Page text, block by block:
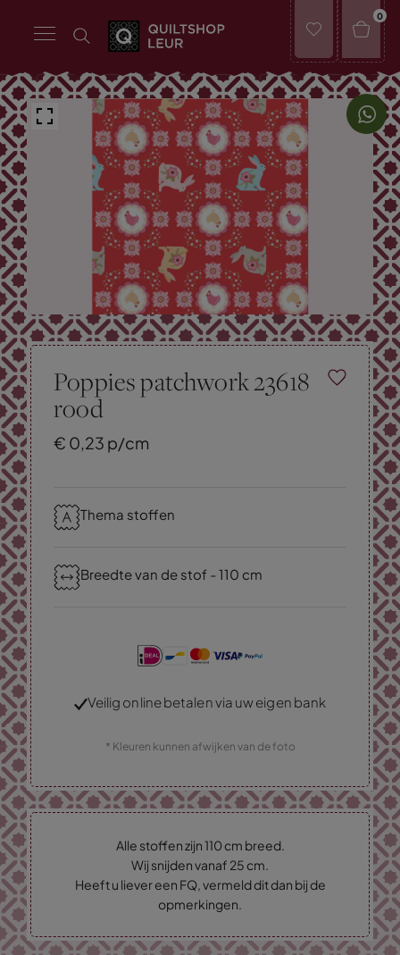
0
Poppies patchwork 23618
rood
€ 0,23 p/cm
Thema stoffen
Breedte van de stof - 110 cm
Veilig online betalen via uw eigen bank
* Kleuren kunnen afwijken van de foto
Alle stoffen zijn 110 cm breed.
Wij snijden vanaf 25 cm.
Heeft u liever een FQ, vermeld dit dan bij de
opmerkingen.